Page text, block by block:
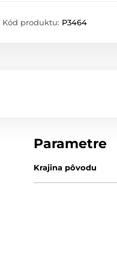
Kód produktu: P3464
Parametre
Krajina pôvodu